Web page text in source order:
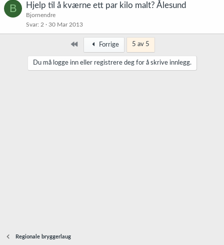
B Hjelp til å kværne ett par kilo malt? Ålesund
Bjornendre
Svar 2 30 Mar 2013
Først Forrige 5 av 5
Du må logge inn eller registrere deg for å skrive innlegg.
Regionale bryggerlaug